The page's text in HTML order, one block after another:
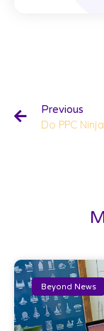
Previous
Beyond News